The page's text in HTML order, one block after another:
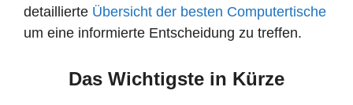
detaillierte Übersicht der besten Computertische
um eine informierte Entscheidung zu treffen.
Das Wichtigste in Kürze